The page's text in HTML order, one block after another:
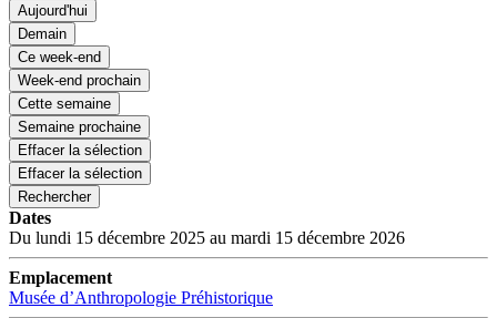
Aujourd'hui
Demain
Ce week-end
Week-end prochain
Cette semaine
Semaine prochaine
Effacer la sélection
Effacer la sélection
Rechercher
Dates
Du lundi 15 décembre 2025 au mardi 15 décembre 2026
Emplacement
Musée d’Anthropologie Préhistorique